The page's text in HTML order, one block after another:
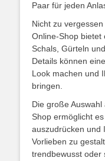
Paar für jeden
Nicht zu
Online-Shop bietet
Schals, Gürteln
Details können
Look machen und
bringen.
Die große
Shop ermöglicht
auszudrücken und
Vorlieben zu
trendbewusst oder